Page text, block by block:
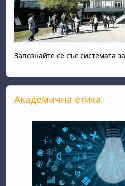
Запознайте се със системата
Прескочи Академична етика
Академична етика